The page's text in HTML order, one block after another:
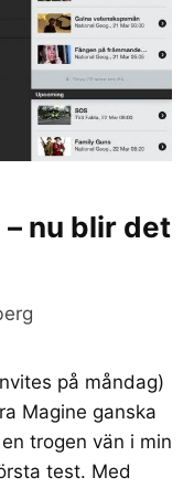
nu blir det
på måndag)
Magine ganska
trogen vän i min
test. Med